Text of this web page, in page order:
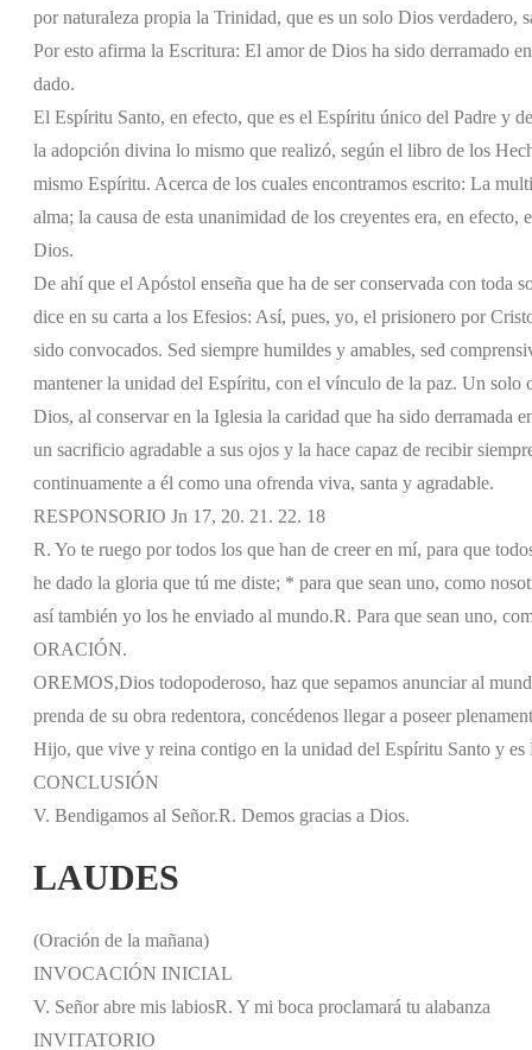
por naturaleza propia la Trinidad, que es un solo Dios
Por esto afirma la Escritura: El amor de Dios ha sido derramado
dado.
El Espíritu Santo, en efecto, que es el Espíritu único del Padre y
la adopción divina lo mismo que realizó, según el libro de los
mismo Espíritu. Acerca de los cuales encontramos escrito: La
alma; la causa de esta unanimidad de los creyentes era, en
Dios.
De ahí que el Apóstol enseña que ha de ser conservada con
dice en su carta a los Efesios: Así, pues, yo, el prisionero por
sido convocados. Sed siempre humildes y amables, sed
mantener la unidad del Espíritu, con el vínculo de la paz. Un solo
Dios, al conservar en la Iglesia la caridad que ha sido derramada
un sacrificio agradable a sus ojos y la hace capaz de recibir
continuamente a él como una ofrenda viva, santa y agradable.
RESPONSORIO Jn 17, 20. 21. 22. 18
R. Yo te ruego por todos los que han de creer en mí, para que
he dado la gloria que tú me diste; * para que sean uno, como
así también yo los he enviado al mundo.R. Para que sean uno,
ORACIÓN.
OREMOS,Dios todopoderoso, haz que sepamos anunciar al
prenda de su obra redentora, concédenos llegar a poseer
Hijo, que vive y reina contigo en la unidad del Espíritu Santo y
CONCLUSIÓN
V. Bendigamos al Señor.R. Demos gracias a Dios.
LAUDES
(Oración de la mañana)
INVOCACIÓN INICIAL
V. Señor abre mis labiosR. Y mi boca proclamará tu alabanza
INVITATORIO